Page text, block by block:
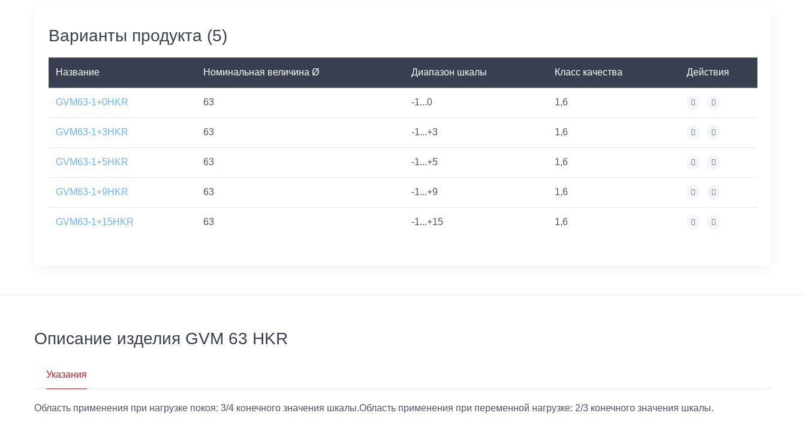
Варианты продукта (5)
Название Номинальная величина Ø Диапазон шкалы Класс качества Действия
GVM63-1+0HKR 63 -1...0 1,6
GVM63-1+3HKR 63 -1...+3 1,6
GVM63-1+5HKR 63 -1...+5 1,6
GVM63-1+9HKR 63 -1...+9 1,6
GVM63-1+15HKR 63 -1...+15 1,6
Описание изделия GVM 63 HKR
Указания
Область применения при нагрузке покоя: 3/4 конечного значения шкалы.Область применения при переменной нагрузке: 2/3 конечного значения шкалы.